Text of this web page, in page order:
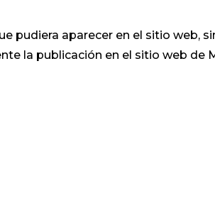
pudiera aparecer en el sitio web,
la publicación en el sitio web de